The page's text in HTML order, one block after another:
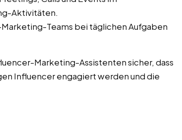
Aktivitäten.
Teams bei täglichen Aufgaben
Marketing-Assistenten sicher, dass
Influencer engagiert werden und die